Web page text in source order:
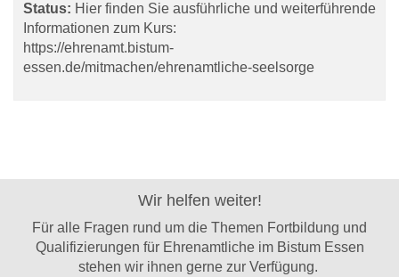
Status: Hier finden Sie ausführliche und weiterführende
Informationen zum Kurs:
https://ehrenamt.bistum-
essen.de/mitmachen/ehrenamtliche-seelsorge
Wir helfen weiter!
Für alle Fragen rund um die Themen Fortbildung und
Qualifizierungen für Ehrenamtliche im Bistum Essen
stehen wir ihnen gerne zur Verfügung.